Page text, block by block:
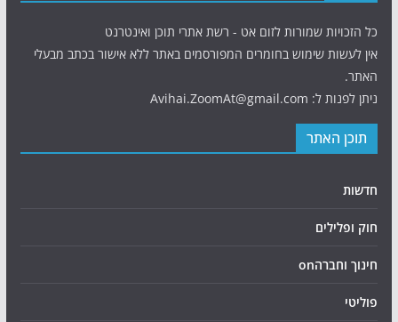
כל הזכויות שמורות לזום אט - רשת אתרי תוכן ואינטרנט
אין לעשות שימוש בחומרים המפורסמים באתר ללא אישור בכתב מבעלי
האתר.
ניתן לפנות ל: Avihai.ZoomAt@gmail.com
תוכן האתר
חדשות
חוק ופלילים
חינוך וחברהon
פוליטי